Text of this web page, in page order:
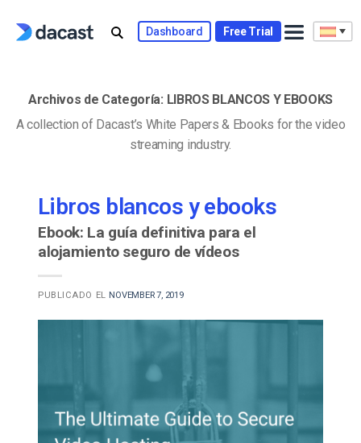
Dashboard Free Trial
Archivos de Categoría: LIBROS BLANCOS Y EBOOKS
A collection of Dacast’s White Papers & Ebooks for the video
streaming industry.
Libros blancos y ebooks
Ebook: La guía definitiva para el
alojamiento seguro de vídeos
PUBLICADO EL NOVEMBER 7, 2019